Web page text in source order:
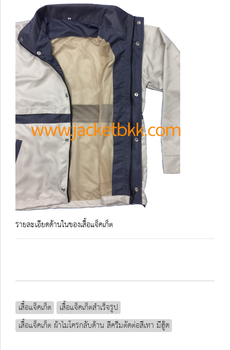
รายละเอียดด้านในของเสื้อแจ็คเก็ต
เสื้อแจ็คเก็ต
เสื้อแจ็คเก็ตสำเร็จรูป
เสื้อแจ็คเก็ต ผ้าไมโครกลับด้าน สีครีมตัดต่อสีเทา มีฮู๊ด